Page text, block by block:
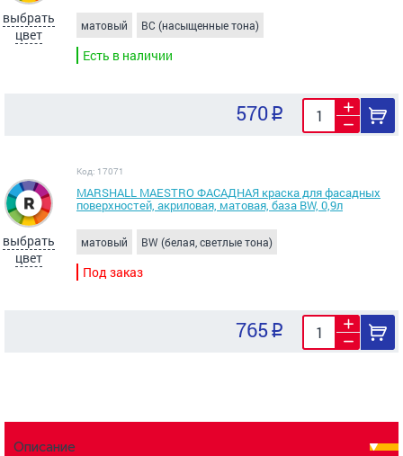
выбрать
цвет
матовый BC (насыщенные тона)
Есть в наличии
570
выбрать
цвет
Код: 17071
MARSHALL MAESTRO ФАСАДНАЯ краска для фасадных
поверхностей, акриловая, матовая, база BW, 0,9л
матовый BW (белая, светлые тона)
Под заказ
765
Описание